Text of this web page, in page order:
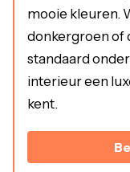
mooie kleuren.
donkergroen of
standaard
interieur een
kent.